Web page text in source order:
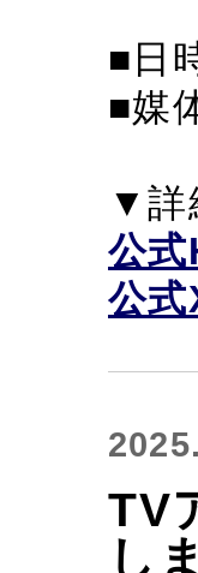
■日
■媒
▼詳
公式
公式
TV
し